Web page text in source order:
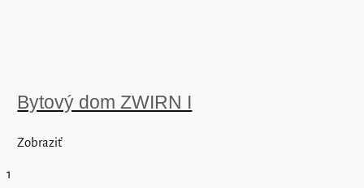
Bytový dom ZWIRN I
Zobraziť
1